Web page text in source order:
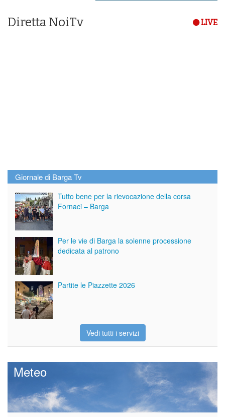
Diretta NoiTv LIVE
Giornale di Barga Tv
Tutto bene per la rievocazione della corsa
Fornaci – Barga
Per le vie di Barga la solenne processione
dedicata al patrono
Partite le Piazzette 2026
Vedi tutti i servizi
Meteo